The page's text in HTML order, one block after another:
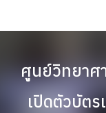
to
ศูนย์วิทยาศ
เปิดตัวบัต